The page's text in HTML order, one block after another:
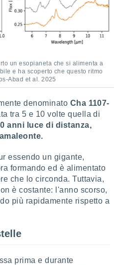
un esopianeta che si alimenta a
e ha scoperto che questo ritmo
Abad et al. 2025
denominato Cha 1107-
tra 5 e 10 volte quella di
anni luce di distanza,
essendo un gigante,
formando ed è alimentato
che lo circonda. Tuttavia,
è costante: l'anno scorso,
più rapidamente rispetto a
prima e durante